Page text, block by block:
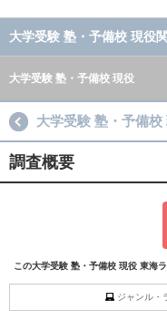
大学受験 塾・予備校 現役
大学受験 塾・予備校 現役
大学受験 塾・予備校
調査概要
この大学受験 塾・予備校 現役 東海
ジャンル・